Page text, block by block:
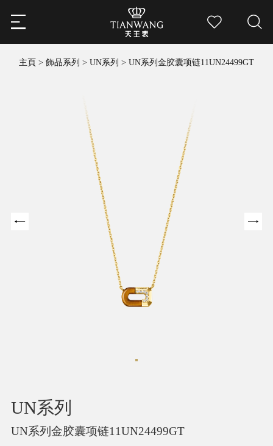
主頁 > 飾品系列 > UN系列 > UN系列金胶囊项链11UN24499GT
UN系列
UN系列金胶囊项链11UN24499GT